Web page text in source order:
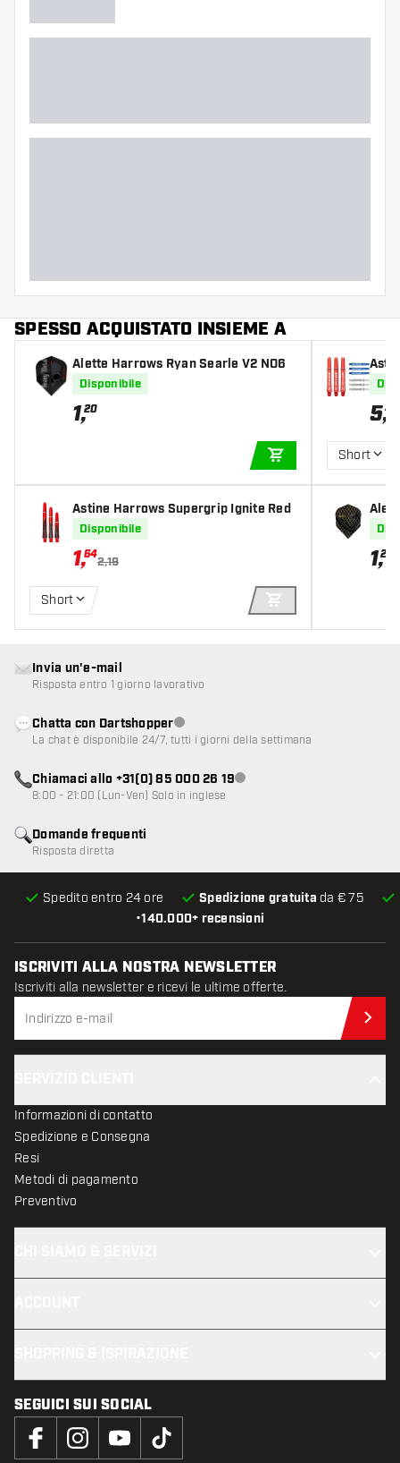
SPESSO ACQUISTATO INSIEME A
Alette Harrows Ryan Searle V2 NO6
Disponibile
1,20
AGGIUNGI AL
Astine Harrows Supergrip Ignite Red
Disponibile
1,64
2,19
Short
AGGIUNGI AL
5,49
Short
1,20
•140.000+ recensioni
Spedito entro 24 ore Spedizione gratuita da € 75
Domande frequenti
Risposta diretta
Invia un'e-mail
Risposta entro 1 giorno lavorativo
Chatta con DartshopperServizio clienti non disponibile
La chat è disponibile 24/7, tutti i giorni della settimana
Chiamaci allo +31(0) 85 000 26 19Servizio clienti non disponibile
8:00 - 21:00 (Lun-Ven) Solo in inglese
ISCRIVITI ALLA NOSTRA NEWSLETTER
Iscriviti alla newsletter e ricevi le ultime offerte.
Informazioni di contatto
Spedizione e Consegna
Resi
Metodi di pagamento
Preventivo
SEGUICI SUI SOCIAL